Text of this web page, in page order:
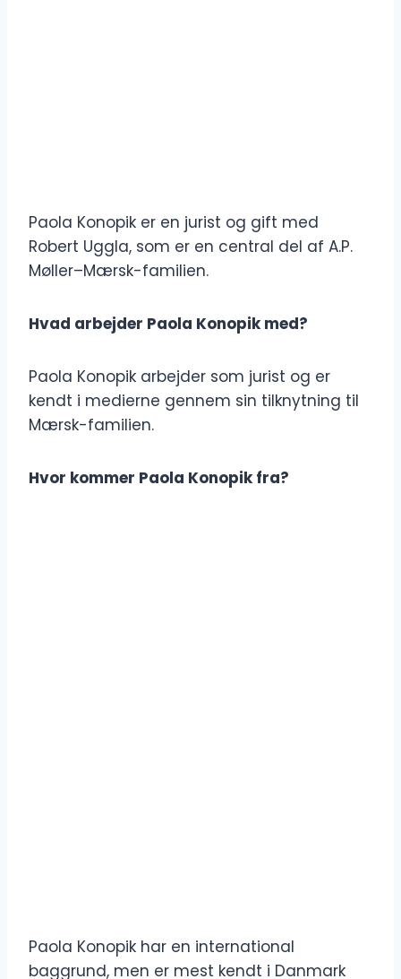
Paola Konopik er en jurist og gift med
Robert Uggla, som er en central del af A.P.
Møller–Mærsk-familien.
Hvad arbejder Paola Konopik med?
Paola Konopik arbejder som jurist og er
kendt i medierne gennem sin tilknytning til
Mærsk-familien.
Hvor kommer Paola Konopik fra?
Paola Konopik har en international
baggrund, men er mest kendt i Danmark